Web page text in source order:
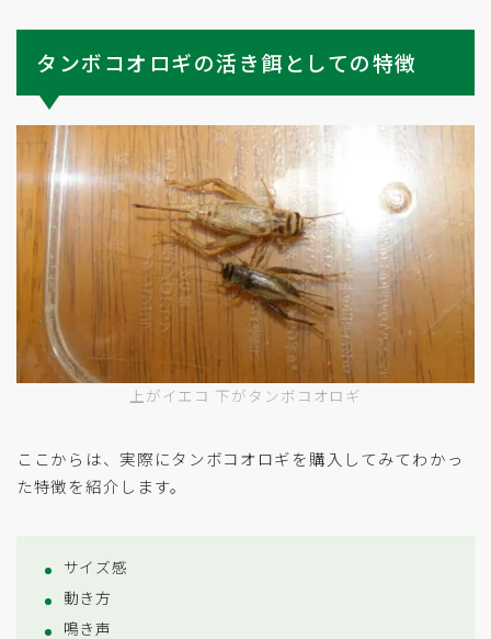
タンボコオロギの活き餌としての特徴
上がイエコ 下がタンボコオロギ
ここからは、実際にタンボコオロギを購入してみてわかっ
た特徴を紹介します。
サイズ感
動き方
鳴き声